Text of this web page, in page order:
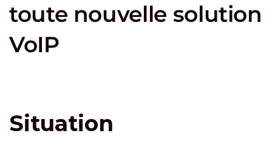
toute nouvelle solution
VoIP
Situation